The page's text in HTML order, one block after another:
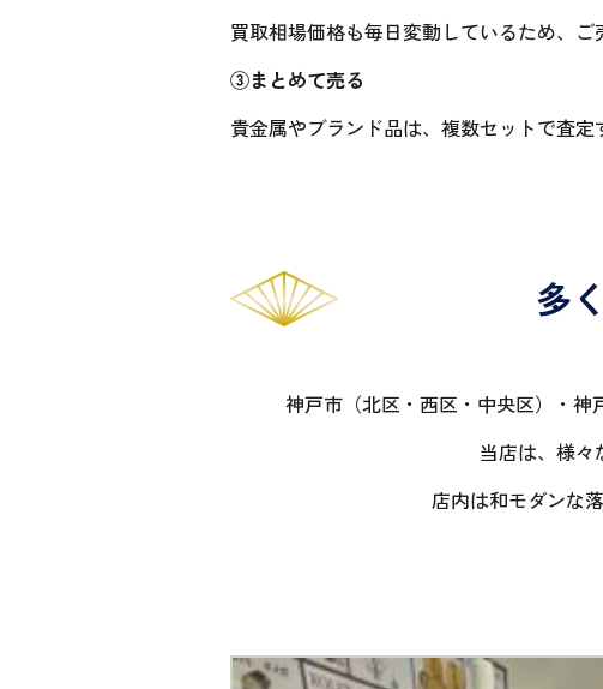
買取相場価格も毎日変動しているため、ご
③まとめて売る
貴金属やブランド品は、複数セットで査
多
神戸市（北区・西区・中央区）・
当店は、様々
店内は和モダンな